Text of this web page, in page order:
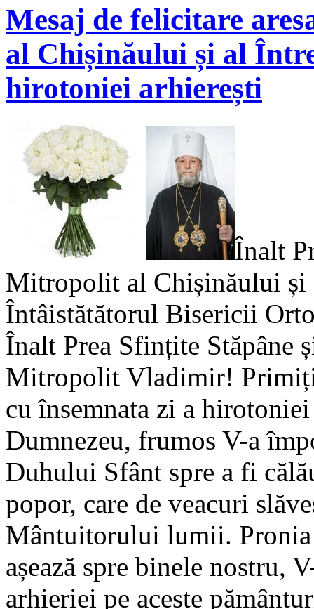
Mesaj de felicitare
al Chișinăului și al
hirotoniei arhierești
Înalt
Mitropolit al Chișinăului
Întâistătătorul Bisericii
Înalt Prea Sfințite Stăpâne
Mitropolit Vladimir!
cu însemnata zi a
Dumnezeu, frumos V-a
Duhului Sfânt spre a fi
popor, care de veacuri
Mântuitorului lumii. Pronia
așează spre binele nostru,
arhieriei pe aceste